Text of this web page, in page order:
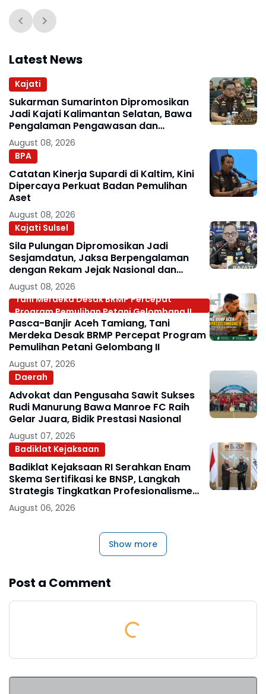
Latest News
Kajati
Sukarman Sumarinton Dipromosikan
Jadi Kajati Kalimantan Selatan, Bawa
Pengalaman Pengawasan dan
Kepemimpinan
August 08, 2026
BPA
Catatan Kinerja Supardi di Kaltim, Kini
Dipercaya Perkuat Badan Pemulihan
Aset
August 08, 2026
Kajati Sulsel
Sila Pulungan Dipromosikan Jadi
Sesjamdatun, Jaksa Berpengalaman
dengan Rekam Jejak Nasional dan
Internasional
August 08, 2026
Tani Merdeka Desak BRMP Percepat
Program Pemulihan Petani Gelombang II
Pasca-Banjir Aceh Tamiang, Tani
Merdeka Desak BRMP Percepat Program
Pemulihan Petani Gelombang II
August 07, 2026
Daerah
Advokat dan Pengusaha Sawit Sukses
Rudi Manurung Bawa Manroe FC Raih
Gelar Juara, Bidik Prestasi Nasional
August 07, 2026
Badiklat Kejaksaan
Badiklat Kejaksaan RI Serahkan Enam
Skema Sertifikasi ke BNSP, Langkah
Strategis Tingkatkan Profesionalisme
Jaksa
August 06, 2026
Show more
Post a Comment